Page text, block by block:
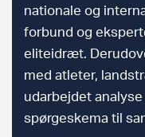
nationale og
forbund og
eliteidræt.
med atleter,
udarbejdet
spørgeskema til